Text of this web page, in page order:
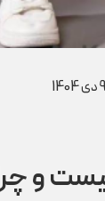
9 دی 1404
و